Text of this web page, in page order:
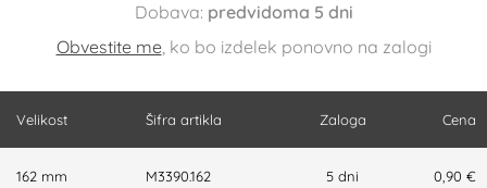
Dobava: predvidoma 5 dni
Obvestite me, ko bo izdelek ponovno na zalogi
Velikost Šifra artikla Zaloga Cena
162 mm M3390.162 5 dni 0,90 €